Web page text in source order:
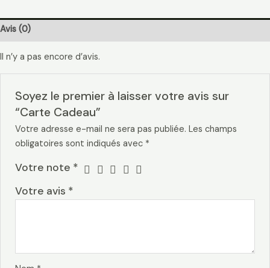
Avis (0)
Il n’y a pas encore d’avis.
Soyez le premier à laisser votre avis sur
“Carte Cadeau”
Votre adresse e-mail ne sera pas publiée. Les champs
obligatoires sont indiqués avec *
Votre note *
Votre avis *